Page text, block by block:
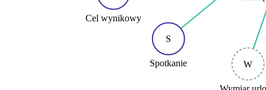
Cel wynikowy
S
Spotkanie W